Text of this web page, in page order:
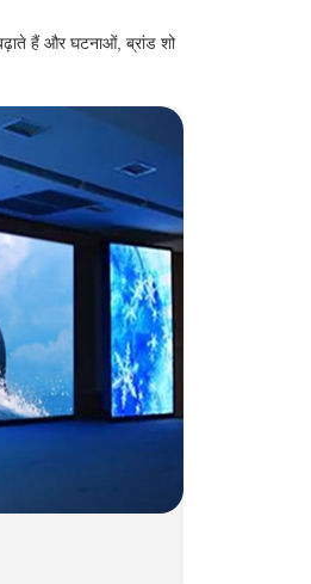
हैं और घटनाओं, ब्रांड शो